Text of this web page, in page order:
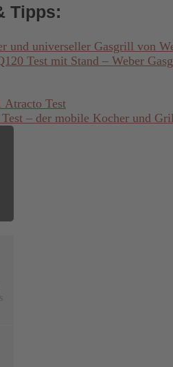
Tipps:
und universeller Gasgrill von
Test mit Stand – Weber
Atracto Test
– der mobile Kocher und